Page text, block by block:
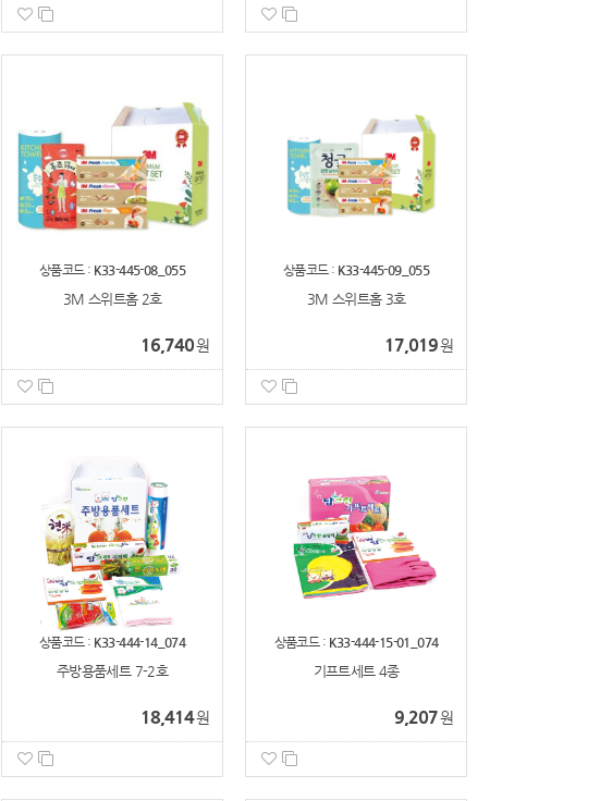
상품코드 : K33-445-08_055
3M 스위트홈 2호
16,740원
상품코드 : K33-445-09_055
3M 스위트홈 3호
17,019원
상품코드 : K33-444-14_074
주방용품세트 7-2호
18,414원
상품코드 : K33-444-15-01_074
기프트세트 4종
9,207원